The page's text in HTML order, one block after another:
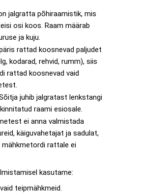
jalgratta põhiraamistik, mis
osi koos. Raam määrab
ja kuju.
rattad koosnevad paljudet
kodarad, rehvid, rumm), siis
rattad koosnevad vaid
juhib jalgratast lenkstangi
raami esiosale.
ei anna valmistada
käiguvahetajat ja sadulat,
mähkmetordi rattale ei
kasutame:
teipmähkmeid.